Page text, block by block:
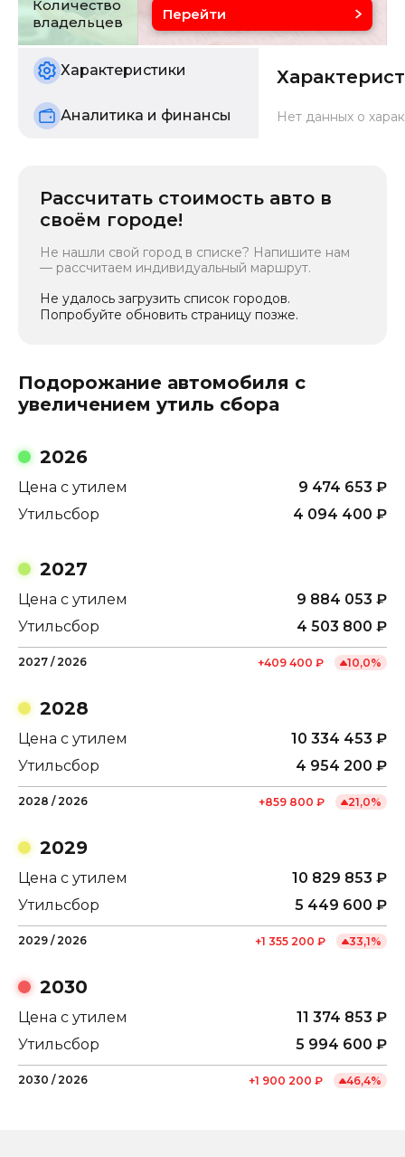
Состояние
б/у
Количество
владельцев
Перейти
Характеристики
Аналитика и финансы Нет данных о
Рассчитать стоимость авто в
своём городе!
Не нашли свой город в списке? Напишите нам
— рассчитаем индивидуальный маршрут.
Не удалось загрузить список городов.
Попробуйте обновить страницу позже.
Подорожание автомобиля с
увеличением утиль сбора
2026
Цена с утилем 9 474 653 ₽
Утильсбор
4 094 400 ₽
2027
Цена с утилем 9 884 053 ₽
Утильсбор
4 503 800 ₽
2027 / 2026 +409 400 ₽ 10,0%
2028
Цена с утилем 10 334 453 ₽
Утильсбор
4 954 200 ₽
2028 / 2026 +859 800 ₽ 21,0%
2029
Цена с утилем 10 829 853 ₽
Утильсбор
5 449 600 ₽
2029 / 2026 +1 355 200 ₽ 33,1%
2030
Цена с утилем 11 374 853 ₽
Утильсбор
5 994 600 ₽
2030 / 2026 +1 900 200 ₽ 46,4%